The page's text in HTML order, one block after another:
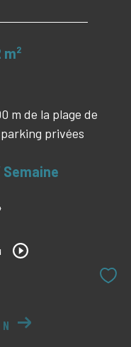
m de la plage de
privées